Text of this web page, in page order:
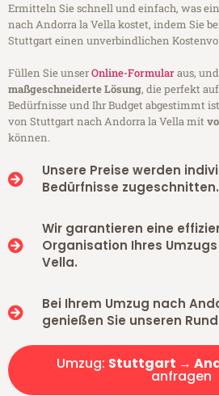
Ermitteln Sie schnell und einfach, was
nach Andorra la Vella kostet, indem Sie
Stuttgart einen unverbindlichen
Füllen Sie unserOnline-Formularaus,
maßgeschneiderte Lösung, die perfekt
Bedürfnisse und Ihr Budget abgestimmt
von Stuttgart nach Andorra la Vella mit
können.
Unsere Preise werden
Bedürfnisse zugeschnitten.
Wir garantieren eine
Organisation Ihres
Vella.
Bei Ihrem Umzug nach
genießen Sie unseren
Umzug: Stuttgart →
anfragen